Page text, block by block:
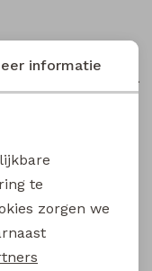
3310300 W20103 meisjes pullover Bruin donker
informatie
te
zorgen we